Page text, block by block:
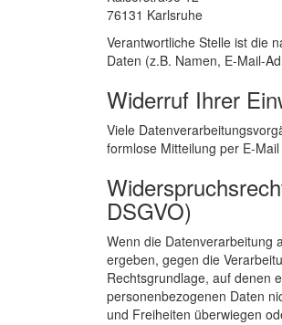
76131 Karlsruhe
Verantwortliche Stelle ist die
Daten (z.B. Namen, E-Mail-
Widerruf Ihrer
Viele
formlose Mitteilung per E-
DSGVO)
Wenn die Datenverarbeitung
ergeben, gegen die
Rechtsgrundlage, auf denen
personenbezogenen Daten
und Freiheiten überwiegen